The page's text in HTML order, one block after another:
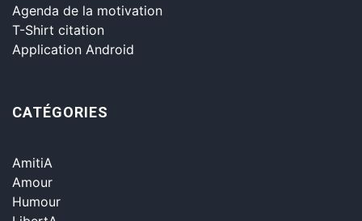
Agenda de la motivation
T-Shirt citation
Application Android
CATÉGORIES
AmitiA
Amour
Humour